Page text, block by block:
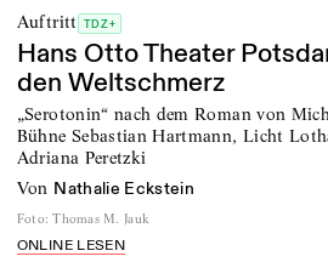
Auftritt TDZ+
Hans Otto Theater
den Weltschmerz
„Serotonin“ nach dem Roman von
Bühne Sebastian Hartmann, Licht
Adriana Peretzki
von Nathalie Eckstein
Foto: Thomas M. Jauk
ONLINE LESEN